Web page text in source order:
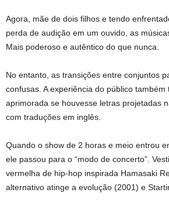
Agora, mãe de dois filhos e tendo
perda de audição em um ouvido, as
Mais poderoso e autêntico do que nunca.
No entanto, as transições entre conjuntos
confusas. A experiência do público
aprimorada se houvesse letras projetadas
com traduções em inglês.
Quando o show de 2 horas e meio entrou
ele passou para o “modo de concerto”.
vermelha de hip-hop inspirada Hamasaki
alternativo atinge a evolução (2001) e